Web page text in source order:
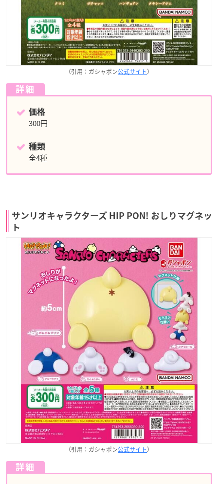
（引用：ガシャポン公式サイト）
詳細
価格
300円
種類
全4種
サンリオキャラクターズ HIP PON! おしりマグネッ
ト
（引用：ガシャポン公式サイト）
詳細